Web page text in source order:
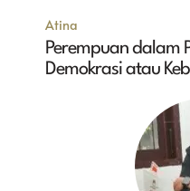
Atina
Perempuan dalam
Demokrasi atau